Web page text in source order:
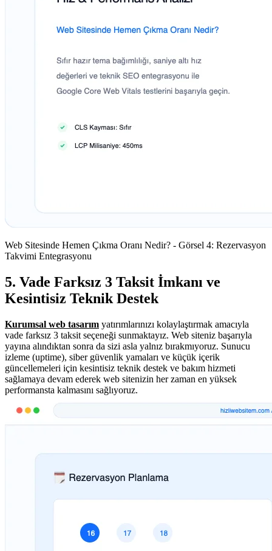
Web Sitesinde Hemen Çıkma Oranı Nedir? - Görsel 4: Rezervasyon
Takvimi Entegrasyonu
5. Vade Farksız 3 Taksit İmkanı ve
Kesintisiz Teknik Destek
Kurumsal web tasarım yatırımlarınızı kolaylaştırmak amacıyla
vade farksız 3 taksit seçeneği sunmaktayız. Web siteniz başarıyla
yayına alındıktan sonra da sizi asla yalnız bırakmıyoruz. Sunucu
izleme (uptime), siber güvenlik yamaları ve küçük içerik
güncellemeleri için kesintisiz teknik destek ve bakım hizmeti
sağlamaya devam ederek web sitenizin her zaman en yüksek
performansta kalmasını sağlıyoruz.